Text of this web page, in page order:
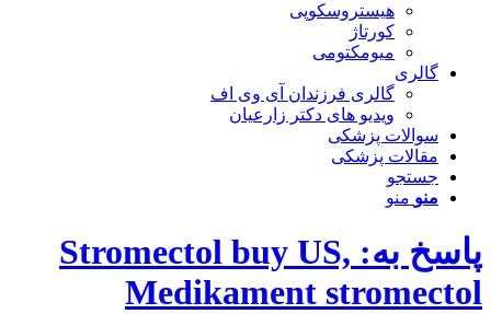
هیستروسکوپی
کورتاژ
میومکتومی
گالری
گالری فرزندان آی وی اف
ویدیو های دکتر زارعیان
سوالات پزشکی
مقالات پزشکی
جستجو
منو منو
پاسخ به: Stromectol buy US,
Medikament stromectol